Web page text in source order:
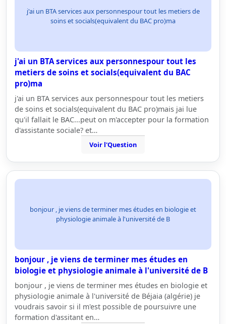
j'ai un BTA services aux personnespour tout les metiers de
soins et socials(equivalent du BAC pro)ma
j'ai un BTA services aux personnespour tout les
metiers de soins et socials(equivalent du BAC
pro)ma
j'ai un BTA services aux personnespour tout les metiers
de soins et socials(equivalent du BAC pro)mais jai lue
qu'il fallait le BAC...peut on m'accepter pour la formation
d'assistante sociale? et…
Voir l'Question
bonjour , je viens de terminer mes études en biologie et
physiologie animale à l'université de B
bonjour , je viens de terminer mes études en
biologie et physiologie animale à l'université de B
bonjour , je viens de terminer mes études en biologie et
physiologie animale à l'université de Béjaia (algérie) je
voudrais savoir si il m'est possible de poursuivre une
formation d'assitant en…